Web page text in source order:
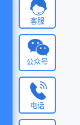
客服
公众号
电话